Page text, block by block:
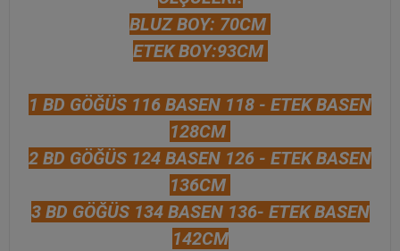
BLUZ BOY: 70CM
ETEK BOY:93CM
1 BD GÖĞÜS 116 BASEN 118 - ETEK BASEN
128CM
2 BD GÖĞÜS 124 BASEN 126 - ETEK BASEN
136CM
3 BD GÖĞÜS 134 BASEN 136- ETEK BASEN
142CM